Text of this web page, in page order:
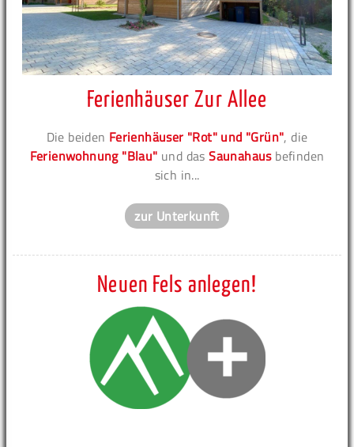
Ferienhäuser Zur Allee
Die beiden Ferienhäuser "Rot" und "Grün", die
Ferienwohnung "Blau" und dasSaunahausbefinden
sich in...
zur Unterkunft
Neuen Fels anlegen!